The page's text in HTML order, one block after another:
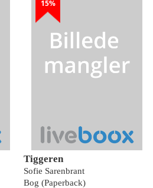
15%
Tiggeren
Sofie Sarenbrant
Bog (Paperback)